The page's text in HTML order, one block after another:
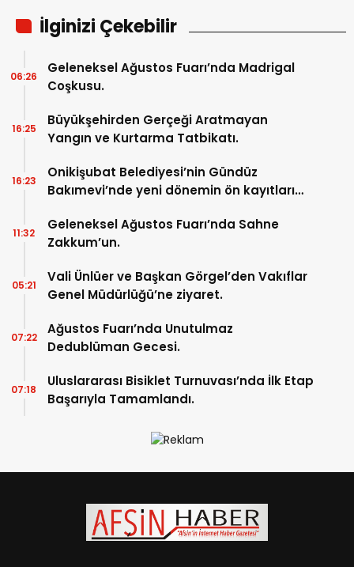
İlginizi Çekebilir
Geleneksel Ağustos Fuarı’nda Madrigal
Coşkusu.
06:26
Büyükşehirden Gerçeği Aratmayan
Yangın ve Kurtarma Tatbikatı.
16:25
Onikişubat Belediyesi’nin Gündüz
Bakımevi’nde yeni dönemin ön kayıtları
16:23
Geleneksel Ağustos Fuarı’nda Sahne
Zakkum’un.
11:32
Vali Ünlüer ve Başkan Görgel’den Vakıflar
Genel Müdürlüğü’ne ziyaret.
05:21
Ağustos Fuarı’nda Unutulmaz
Dedublüman Gecesi.
07:22
Uluslararası Bisiklet Turnuvası’nda İlk Etap
Başarıyla Tamamlandı.
07:18